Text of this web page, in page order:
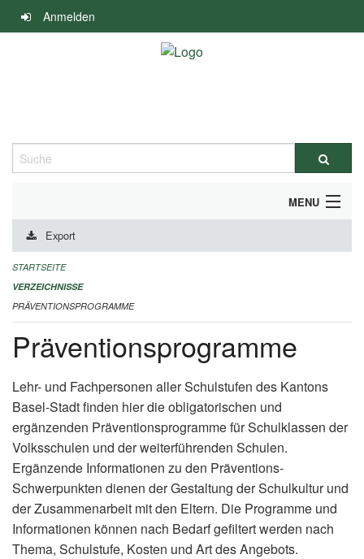
Navigation
überspringen
Anmelden
Suche
MENU
DURCHFÜHRUNG UND FINANZIERUNG
IMPRESSUM
Export
STARTSEITE
VERZEICHNISSE
PRÄVENTIONSPROGRAMME
Präventionsprogramme
Lehr- und Fachpersonen aller Schulstufen des Kantons
Basel-Stadt finden hier die obligatorischen und
ergänzenden Präventionsprogramme für Schulklassen der
Volksschulen und der weiterführenden Schulen.
Ergänzende Informationen zu den Präventions-
Schwerpunkten dienen der Gestaltung der Schulkultur und
der Zusammenarbeit mit den Eltern. Die Programme und
Informationen können nach Bedarf gefiltert werden nach
Thema, Schulstufe, Kosten und Art des Angebots.